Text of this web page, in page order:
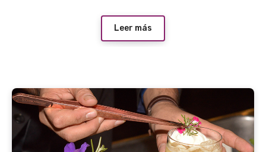
Leer más